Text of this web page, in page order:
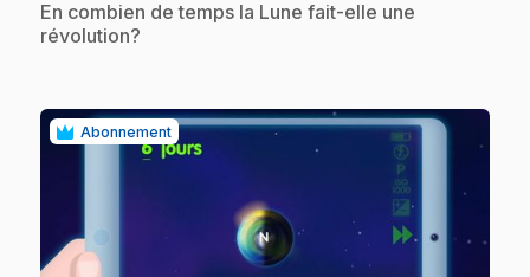
.En combien de temps la Lune fait-elle une
révolution?
Abonnement